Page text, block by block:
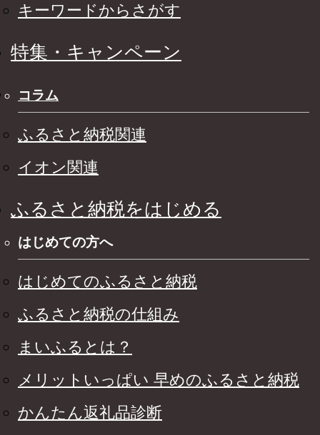
キーワードからさがす
特集・キャンペーン
コラム
ふるさと納税関連
イオン関連
ふるさと納税をはじめる
はじめての方へ
はじめてのふるさと納税
ふるさと納税の仕組み
まいふるとは？
メリットいっぱい 早めのふるさと納税
かんたん返礼品診断